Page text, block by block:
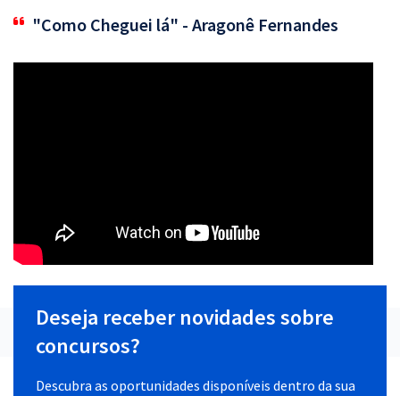
"Como Cheguei lá" - Aragonê Fernandes
Deseja receber novidades sobre
concursos?
Descubra as oportunidades disponíveis dentro da sua